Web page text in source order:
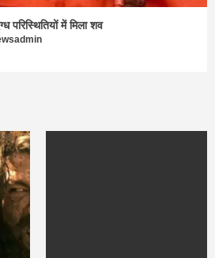
परिस्थितियों में मिला शव